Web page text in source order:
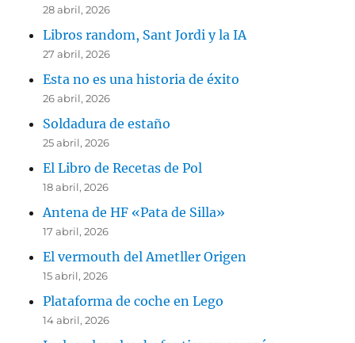
28 abril, 2026
Libros random, Sant Jordi y la IA
27 abril, 2026
Esta no es una historia de éxito
26 abril, 2026
Soldadura de estaño
25 abril, 2026
El Libro de Recetas de Pol
18 abril, 2026
Antena de HF «Pata de Silla»
17 abril, 2026
El vermouth del Ametller Origen
15 abril, 2026
Plataforma de coche en Lego
14 abril, 2026